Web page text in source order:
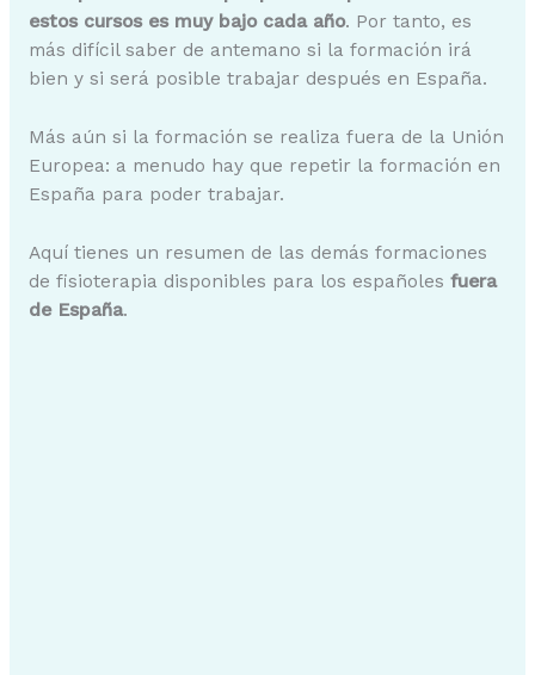
estos cursos es muy bajo cada año. Por tanto, es
más difícil saber de antemano si la formación irá
bien y si será posible trabajar después en España.
Más aún si la formación se realiza fuera de la Unión
Europea: a menudo hay que repetir la formación en
España para poder trabajar.
Aquí tienes un resumen de las demás formaciones
de fisioterapia disponibles para los españoles fuera
de España.